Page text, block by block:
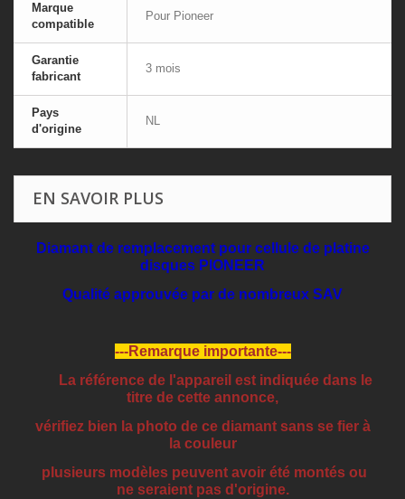
Marque
compatible
Pour Pioneer
Garantie
fabricant
3 mois
Pays
d'origine
NL
EN SAVOIR PLUS
Diamant de remplacement pour cellule de platine
disques PIONEER
Qualité approuvée par de nombreux SAV
---Remarque importante---
La référence de l'appareil est indiquée dans le
titre de cette annonce,
vérifiez bien la photo de ce diamant sans se fier à
la couleur
plusieurs modèles peuvent avoir été montés ou
ne seraient pas d'origine.